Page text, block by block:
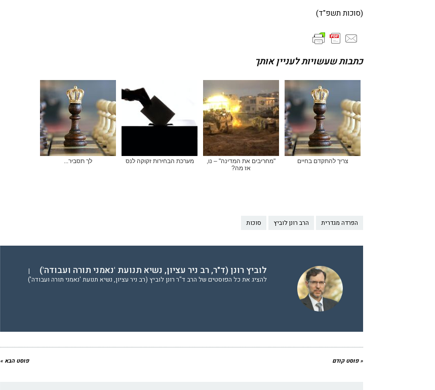
(סוכות תשפ"ד)
כתבות שעשויות לעניין אותך
צריך להתקדם בחיים
"מחריבים את המדינה" – נו,
אז מה?
מערכת הבחירות זקוקה לנס לך תסביר...
הפרדה מגדרית הרב רונן לוביץ סוכות
לוביץ רונן (ד"ר, רב ניר עציון, נשיא תנועת 'נאמני תורה ועבודה')
|
להציג את כל הפוסטים של הרב ד"ר רונן לוביץ (רב ניר עציון, נשיא תנועת 'נאמני תורה ועבודה')
« פוסט קודם פוסט הבא »